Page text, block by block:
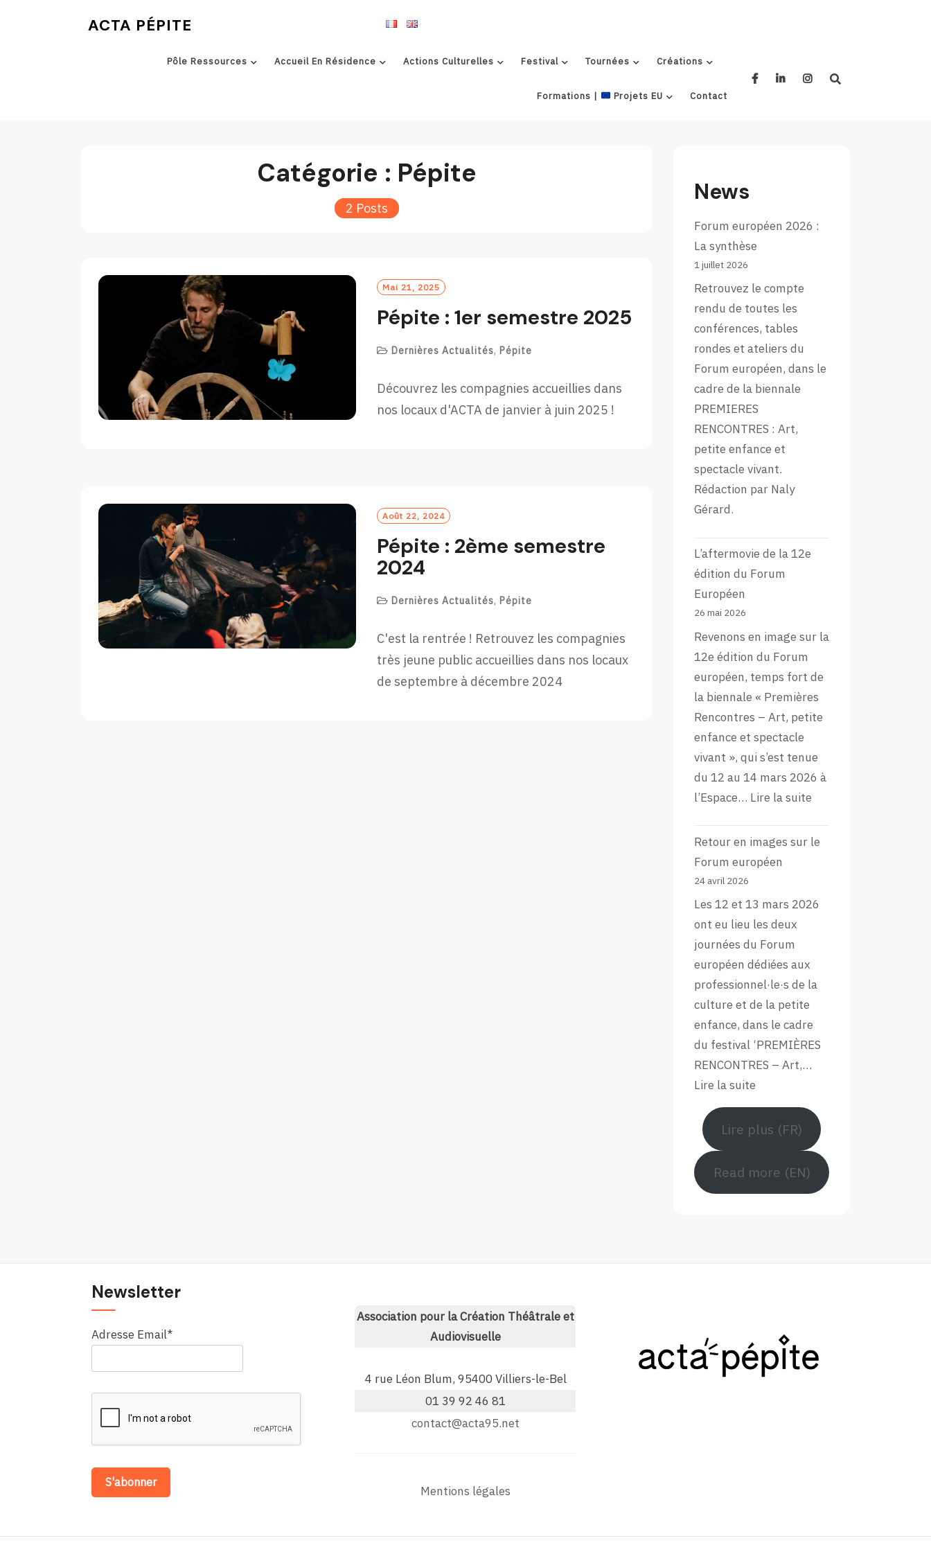
ACTA PÉPITE
Pôle Ressources Accueil En Résidence Actions Culturelles Festival Tournées Créations
Formations | Projets EU Contact
Catégorie : Pépite
2 Posts
Mai 21, 2025
Pépite : 1er semestre 2025
Dernières Actualités, Pépite
Découvrez les compagnies accueillies dans
nos locaux d'ACTA de janvier à juin 2025 !
Août 22, 2024
Pépite : 2ème semestre
2024
Dernières Actualités, Pépite
C'est la rentrée ! Retrouvez les compagnies
très jeune public accueillies dans nos locaux
de septembre à décembre 2024
News
Forum européen 2026 :
La synthèse
1 juillet 2026
Retrouvez le compte
rendu de toutes les
conférences, tables
rondes et ateliers du
Forum européen, dans le
cadre de la biennale
PREMIERES
RENCONTRES : Art,
petite enfance et
spectacle vivant.
Rédaction par Naly
Gérard.
L’aftermovie de la 12e
édition du Forum
Européen
26 mai 2026
Revenons en image sur la
12e édition du Forum
européen, temps fort de
la biennale « Premières
Rencontres – Art, petite
enfance et spectacle
vivant », qui s’est tenue
du 12 au 14 mars 2026 à
l’Espace… Lire la suite
de
édition
Retour en images sur le
Forum européen
24 avril 2026
Les 12 et 13 mars 2026
ont eu lieu les deux
journées du Forum
européen dédiées aux
professionnel·le·s de la
culture et de la petite
enfance, dans le cadre
du festival ‘PREMIÈRES
RENCONTRES – Art,…
Lire la suite
Retour
en
Lire plus (FR)
Read more (EN)
Newsletter
Adresse Email*
Association pour la Création Théâtrale et
Audiovisuelle
4 rue Léon Blum, 95400 Villiers-le-Bel
01 39 92 46 81
contact@acta95.net
Mentions légales